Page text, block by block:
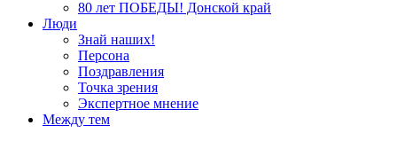
80 лет ПОБЕДЫ! Донской край
Люди
Знай наших!
Персона
Поздравления
Точка зрения
Экспертное мнение
Между тем